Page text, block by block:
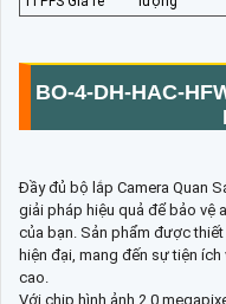
BO-4-DH-HAC-
Đầy đủ bộ lắp Camera Quan
giải pháp hiệu quả để bảo vệ
của bạn. Sản phẩm được
hiện đại, mang đến sự tiện
cao.
Với chip hình ảnh 2.0